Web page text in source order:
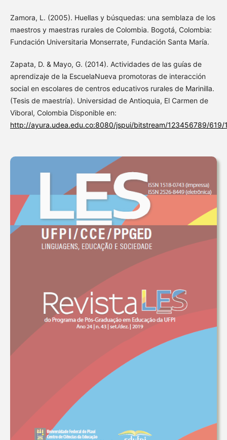
Zamora, L. (2005). Huellas y búsquedas: una semblaza de los
maestros y maestras rurales de Colombia. Bogotá, Colombia:
Fundación Universitaria Monserrate, Fundación Santa María.
Zapata, D. & Mayo, G. (2014). Actividades de las guías de
aprendizaje de la EscuelaNueva promotoras de interacción
social en escolares de centros educativos rurales de Marinilla.
(Tesis de maestría). Universidad de Antioquia, El Carmen de
Viboral, Colombia Disponible en:
http://ayura.udea.edu.co:8080/jspui/bitstream/123456789/619/